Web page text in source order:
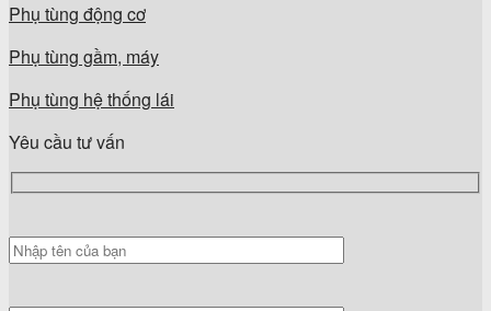
Phụ tùng động cơ
Phụ tùng gầm, máy
Phụ tùng hệ thống lái
Yêu cầu tư vấn